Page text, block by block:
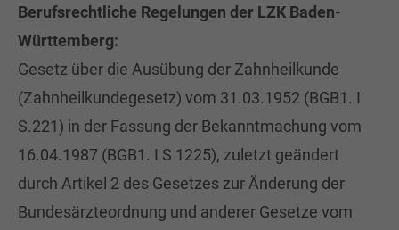
Berufsrechtliche Regelungen der LZK Baden-
Württemberg:
Gesetz über die Ausübung der Zahnheilkunde
(Zahnheilkundegesetz) vom 31.03.1952 (BGB1. I
S.221) in der Fassung der Bekanntmachung vom
16.04.1987 (BGB1. I S 1225), zuletzt geändert
durch Artikel 2 des Gesetzes zur Änderung der
Bundesärzteordnung und anderer Gesetze vom